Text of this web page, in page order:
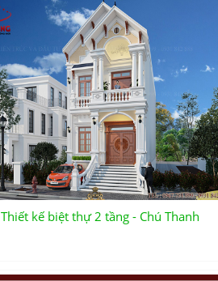
Thiết kế biệt thự 2 tầng - Chú Thanh